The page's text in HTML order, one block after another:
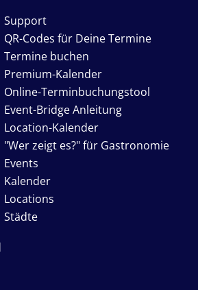
Support
QR-Codes für Deine Termine
Termine buchen
Premium-Kalender
Online-Terminbuchungstool
Event-Bridge Anleitung
Location-Kalender
"Wer zeigt es?" für Gastronomie
Events
Kalender
Locations
Städte